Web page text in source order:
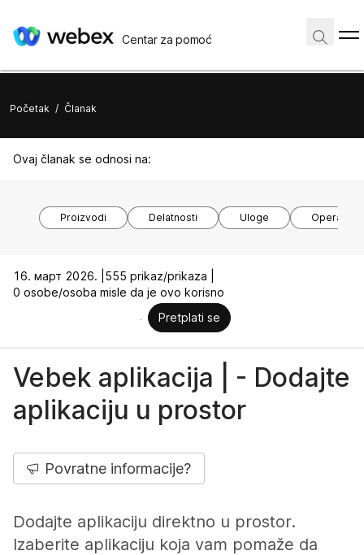
Centar za pomoć
Početak / Članak
Ovaj članak se odnosi na:
Proizvodi Delatnosti Uloge
16. март 2026. | 555 prikaz/prikaza |
0 osobe/osoba misle da je ovo korisno
Pretplati se
Vebek aplikacija | - Dodajte
aplikaciju u prostor
Povratne informacije?
Dodajte aplikaciju direktno u prostor.
Izaberite aplikaciju koja vam pomaže da